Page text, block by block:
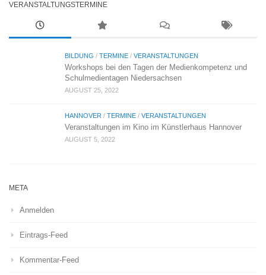
VERANSTALTUNGSTERMINE
BILDUNG / TERMINE / VERANSTALTUNGEN
Workshops bei den Tagen der Medienkompetenz und
Schulmedientagen Niedersachsen
AUGUST 25, 2022
HANNOVER / TERMINE / VERANSTALTUNGEN
Veranstaltungen im Kino im Künstlerhaus Hannover
AUGUST 5, 2022
META
Anmelden
Eintrags-Feed
Kommentar-Feed